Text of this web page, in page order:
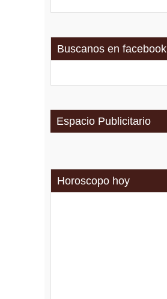
Buscanos en facebook
Espacio Publicitario
Horoscopo hoy